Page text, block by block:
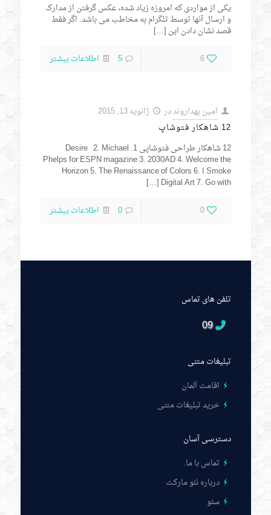
یکی از مواردی که امروزه زیاد شده، عکس گرفتن از مدارک
و ارسال آنها توسط تلگرام به مخاطب می باشد. اگر فقط
قصد نشان دادن این […]
6
5 اطلاعات بیشتر
امین بهدارونددر
ژانویه 13, 2015
12 شاهکار فتوشاپ
12 شاهکار طراحی فتوشاپی 1. Desire 2. Michael
Phelps for ESPN magazine 3. 2030AD 4. Welcome the
Horizon 5. The Renaissance of Colors 6. I Smoke
Digital Art 7. Go with
[…]
0
0 اطلاعات بیشتر
تلفن های تماس
09
تبلیغات متنی
اقامت آلمان
خرید تبلیغات متنی
دسترسی آسان
تماس با ما.
درباره نئو مارکت
سئو